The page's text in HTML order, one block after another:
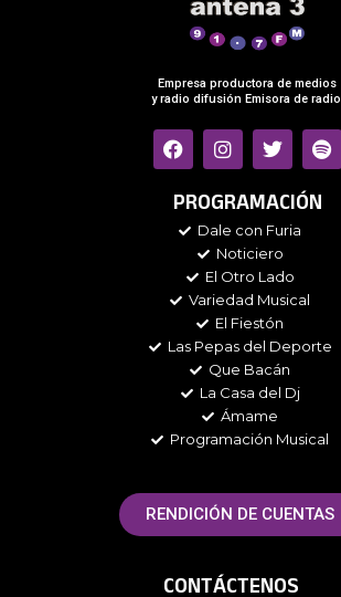
Empresa productora de medios
y radio difusión Emisora de radio.
F
a
c
e
b
o
I
n
s
t
a
g
r
a
m
T
w
i
t
t
e
r
S
p
o
t
i
PROGRAMACIÓN
Dale con Furia
Noticiero
El Otro Lado
Variedad Musical
El Fiestón
Las Pepas del Deporte
Que Bacán
La Casa del Dj
Ámame
Programación Musical
RENDICIÓN DE CUENTAS
CONTÁCTENOS